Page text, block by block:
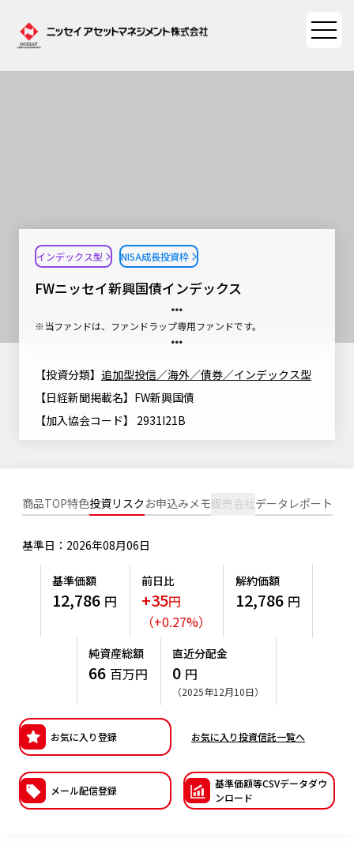
ファンド検索
ファンド比較
決算カレンダー
海外休日カレンダー
投資信託新商品のご案内
投資信託償還商品のご案内
ちょこっと3分！ファンドシアター
こだわりのインデックスファンド 購入・換金手数料なしシ
確定拠出年金について
確定拠出年金制度について
確定拠出年金 基準価額一覧
マーケット指数
マーケットレポート
資産形成ポータルTOP
Goal Navi
資産形成サポート
お問い合わせ
サステナビリティ
SDGsとは？
トップメッセージ
サステナビリティ推進体制
ニッセイアセットの重要課題
サステナビリティへの取り組み
サステナビリティレポート
サステナブル投資
日本版スチュワードシップ・コードへの対応
ESGへの取り組み
国内株式議決権行使の方針と判断基準
会社情報
方針・その他開示情報
採用情報
公式キャラクターのご紹介
採用情報 English
検索したいキーワードを入力してください。
資産形成はじめるなら
FWニッセイ新興国債インデックス
インデックス型 NISA成長投資枠
※当ファンドは、ファンドラップ専用ファンドです。
【投資分類】 追加型投信／海外／債券／インデックス型
【日経新聞掲載名】FW新興国債
【加入協会コード】 2931I21B
商品TOP特色投資リスク お申込みメモ販売会社データ レポート
基準日：2026年08月06日
基準価額
12,786 円
前日比
+35円
（+0.27%）
解約価額
12,786 円
純資産総額
66 百万円
直近分配金
0 円
（2025年12月10日）
お気に入り登録 お気に入り投資信託一覧へ
メール配信登録
基準価額等CSVデータダウ
ンロード